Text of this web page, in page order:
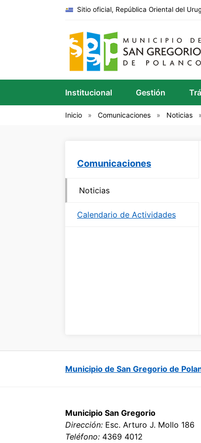
Sitio oficial, República Oriental del
Institucional Gestión
Inicio Comunicaciones Noticias
Comunicaciones
Noticias
Calendario de Actividades
Municipio de San Gregorio de
Municipio San Gregorio
Dirección: Esc. Arturo J. Mollo 186
Teléfono: 4369 4012